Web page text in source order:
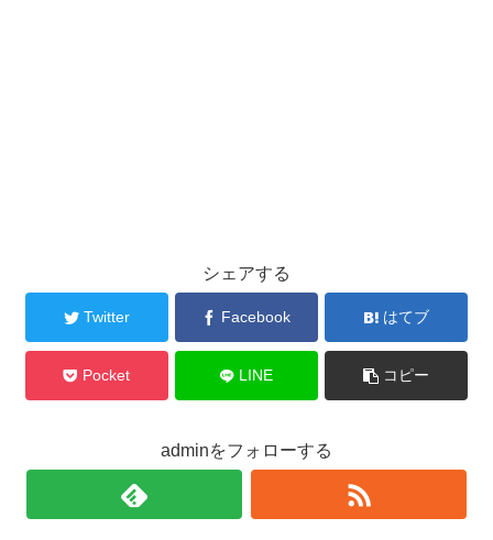
シェアする
Twitter Facebook はてブ
Pocket LINE コピー
adminをフォローする